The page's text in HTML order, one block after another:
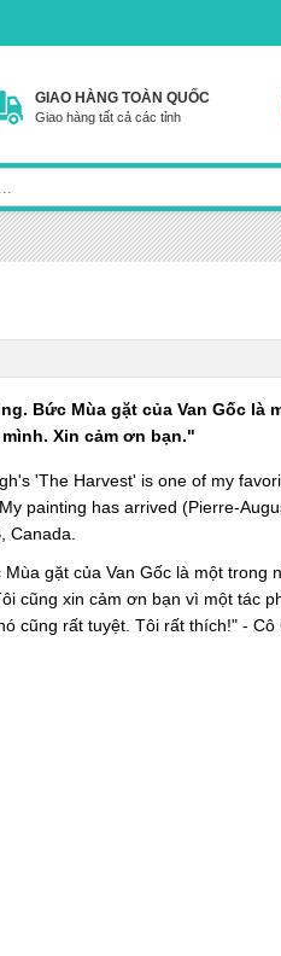
GIAO HÀNG TOÀN QUỐC
Giao hàng tất cả các tỉnh
Bức Mùa gặt của Van Gốc là
Xin cảm ơn bạn."
'The Harvest' is one of my
painting has arrived (Pierre-
Canada.
gặt của Van Gốc là một trong
cũng xin cảm ơn bạn vì một tác
cũng rất tuyệt. Tôi rất thích!" - Cô